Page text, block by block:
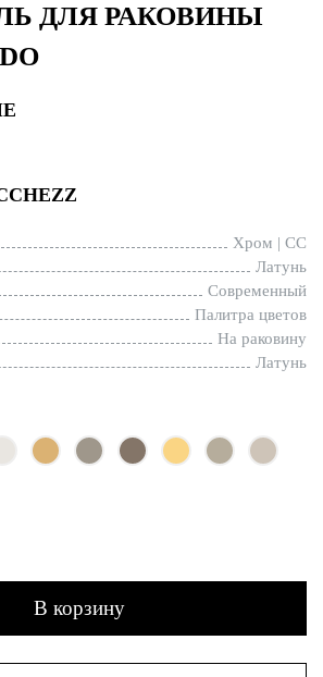
ДЛЯ РАКОВИНЫ
Хром | CC
Латунь
Современный
Палитра цветов
На раковину
Латунь
В корзину